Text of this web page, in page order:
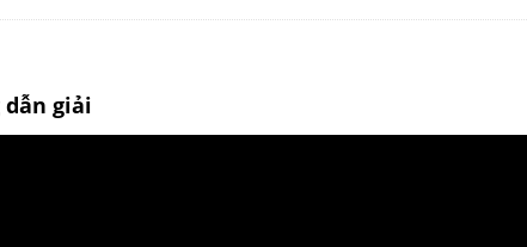
giải